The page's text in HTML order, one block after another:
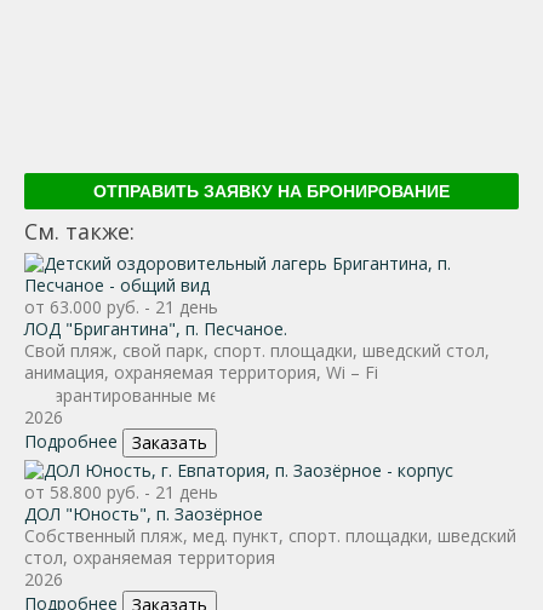
ОТПРАВИТЬ ЗАЯВКУ НА БРОНИРОВАНИЕ
См. также:
от 63.000 руб. - 21 день
ЛОД "Бригантина", п. Песчаное.
Свой пляж, свой парк, спорт. площадки, шведский стол,
анимация, охраняемая территория, Wi – Fi
2026
Подробнее
Заказать
от 58.800 руб. - 21 день
ДОЛ "Юность", п. Заозёрное
Собственный пляж, мед. пункт, спорт. площадки, шведский
стол, охраняемая территория
2026
Подробнее
Заказать